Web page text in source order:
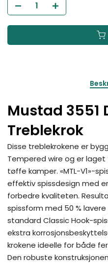
Mustad 3551
Treblekrok
Disse treblekrokene er
Tempered wire og er
tøffe kamper. «MTL-V1»-
effektiv spissdesign med
forbedre kvaliteten.
spissform med 50 %
standard Classic Hook-
ekstra
krokene ideelle for både
Den robuste